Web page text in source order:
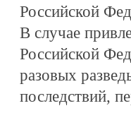
Российской
В случае
Российской
разовых
последствий,